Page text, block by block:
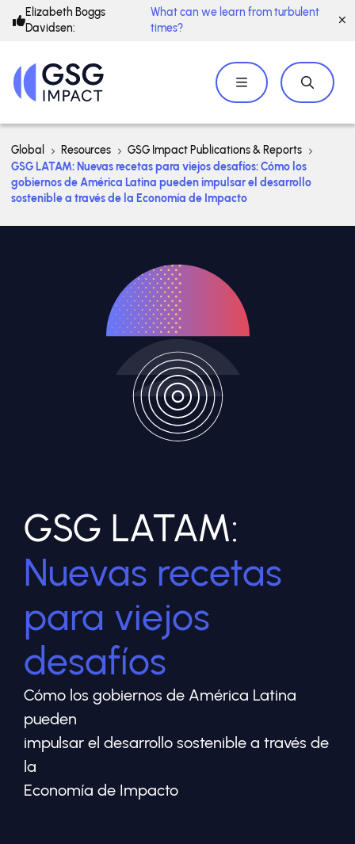
Elizabeth Boggs
Davidsen:
What can we learn from turbulent
times?
Global Resources
GSG Impact Publications & Reports
GSG LATAM: Nuevas recetas para viejos desafíos: Cómo los
gobiernos de América Latina pueden impulsar el desarrollo
sostenible a través de la Economía de Impacto
GSG LATAM:
Nuevas recetas
para viejos
desafíos
Cómo los gobiernos de América Latina
pueden
impulsar el desarrollo sostenible a través de
la
Economía de Impacto